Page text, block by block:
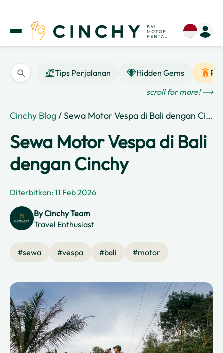
Tips Perjalanan Hidden Gems
scroll for more! ⟶
Cinchy Blog/ Sewa Motor Vespa di Bali dengan Cinchy
Sewa Motor Vespa di Bali
dengan Cinchy
Diterbitkan: 11 Feb 2026
ByCinchy Team
Travel Enthusiast
#sewa #vespa #bali #motor